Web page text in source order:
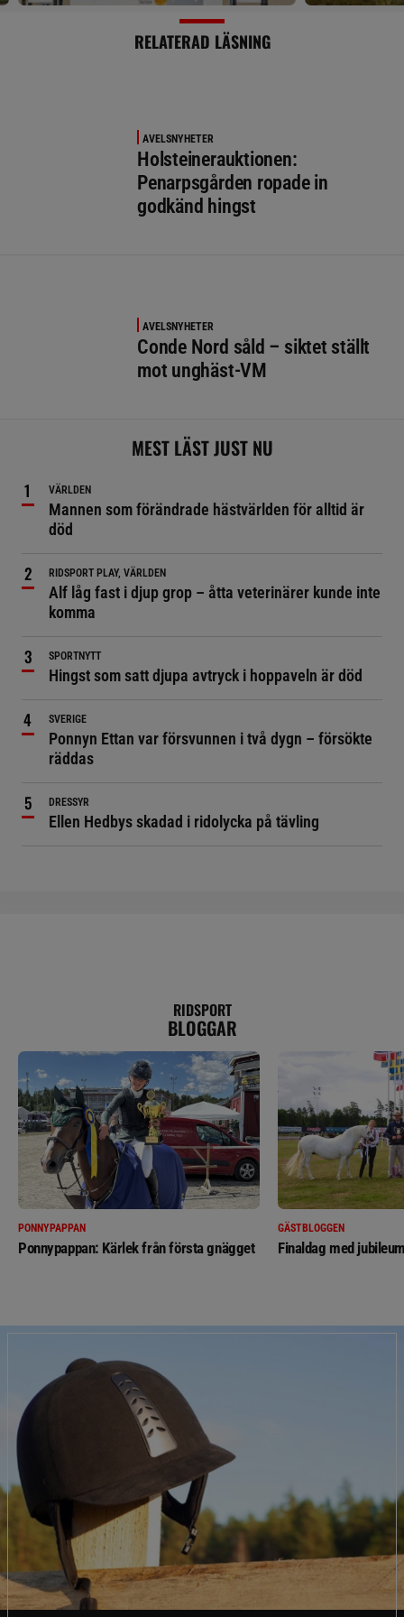
RELATERAD LÄSNING
AVELSNYHETER
Holsteinerauktionen:
Penarpsgården ropade in
godkänd hingst
AVELSNYHETER
Conde Nord såld – siktet ställt
mot unghäst-VM
MEST LÄST JUST NU
VÄRLDEN
Mannen som förändrade hästvärlden för alltid är
död
RIDSPORT PLAY, VÄRLDEN
Alf låg fast i djup grop – åtta veterinärer kunde inte
komma
SPORTNYTT
Hingst som satt djupa avtryck i hoppaveln är död
SVERIGE
Ponnyn Ettan var försvunnen i två dygn – försökte
räddas
DRESSYR
Ellen Hedbys skadad i ridolycka på tävling
RIDSPORT
BLOGGAR
PONNYPAPPAN
Ponnypappan: Kärlek från första gnägget
GÄSTBLOGGEN
Finaldag med